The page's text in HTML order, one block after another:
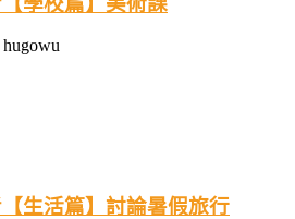
hugowu
生活篇】討論暑假旅行